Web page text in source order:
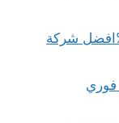
عفش حي غرناطة..خصم 40%افضل شركة
فوري